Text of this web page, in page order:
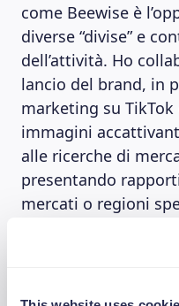
come Beewise è
diverse “divise” e
dell’attività. Ho
lancio del brand, in
marketing su TikTok
immagini
alle ricerche di
presentando
mercati o regioni
informazioni per lo
Inoltre, ho fornito
esperienze.